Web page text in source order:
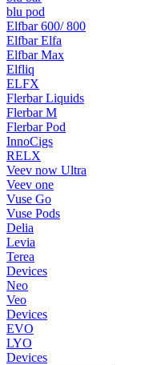
blu pod
Elfbar 600/ 800
Elfbar Elfa
Elfbar Max
Elfliq
ELFX
Flerbar Liquids
Flerbar M
Flerbar Pod
InnoCigs
RELX
Veev now Ultra
Veev one
Vuse Go
Vuse Pods
Delia
Levia
Terea
Devices
Neo
Veo
Devices
EVO
LYO
Devices